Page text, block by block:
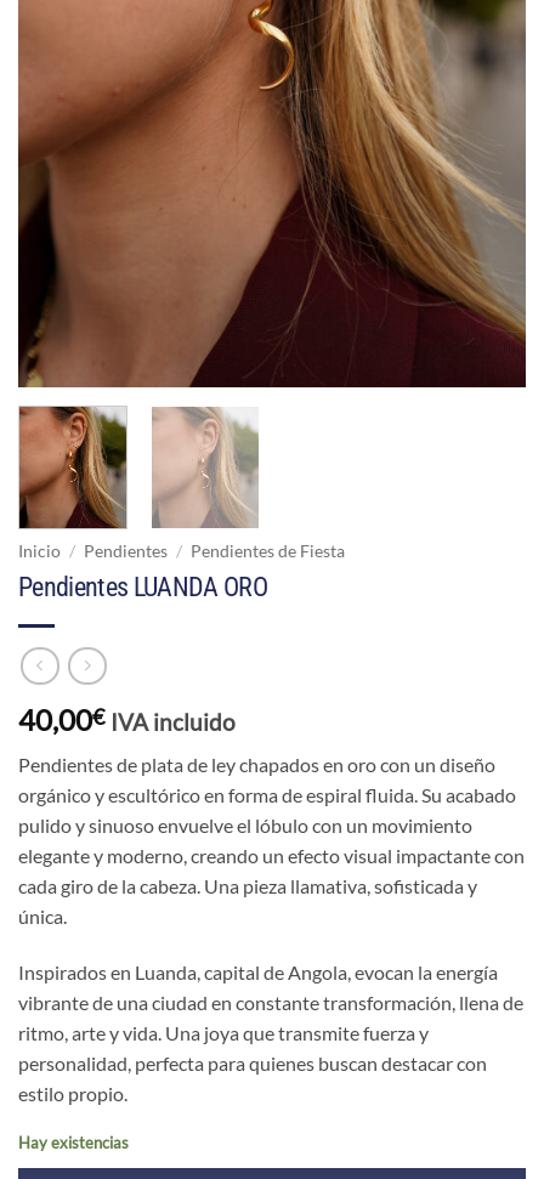
Inicio / Pendientes / Pendientes de Fiesta
Pendientes LUANDA ORO
40,00€ IVA incluido
Pendientes de plata de ley chapados en oro con un diseño
orgánico y escultórico en forma de espiral fluida. Su acabado
pulido y sinuoso envuelve el lóbulo con un movimiento
elegante y moderno, creando un efecto visual impactante con
cada giro de la cabeza. Una pieza llamativa, sofisticada y
única.
Inspirados en Luanda, capital de Angola, evocan la energía
vibrante de una ciudad en constante transformación, llena de
ritmo, arte y vida. Una joya que transmite fuerza y
personalidad, perfecta para quienes buscan destacar con
estilo propio.
Hay existencias